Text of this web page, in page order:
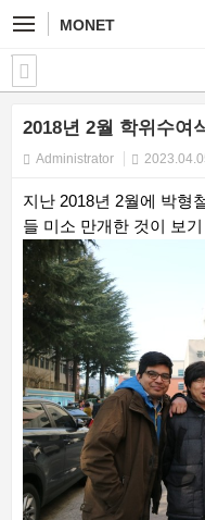
MONET
2018년 2월 학위수여
Administrator
지난 2018년 2월에 박형
들 미소 만개한 것이 보